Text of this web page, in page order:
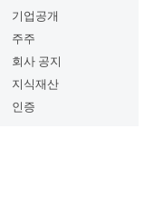
기업공개
주주
회사 공지
지식재산
인증